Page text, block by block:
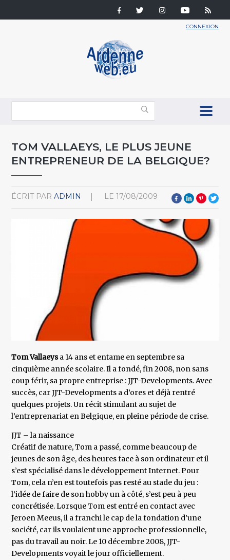
CONNEXION
TOM VALLAEYS, LE PLUS JEUNE
ENTREPRENEUR DE LA BELGIQUE?
ÉCRIT PAR ADMIN LE 17/08/2009
Tom Vallaeysa 14 ans et entame en septembre sa
cinquième année scolaire. Il a fondé, fin 2008, non sans
coup férir, sa propre entreprise : JJT-Developments. Avec
succès, car JJT-Developments a d’ores et déjà rentré
quelques projets. Un récit stimulant au sujet de
l’entreprenariat en Belgique, en pleine période de crise.
JJT – la naissance
Créatif de nature, Tom a passé, comme beaucoup de
jeunes de son âge, des heures face à son ordinateur et il
s’est spécialisé dans le développement Internet. Pour
Tom, cela n’en est toutefois pas resté au stade du jeu :
l’idée de faire de son hobby un à côté, s’est peu à peu
concrétisée. Lorsque Tom est entré en contact avec
Jeroen Meeus, il a franchi le cap de la fondation d’une
société, car ils voulaient une approche professionnelle,
pas du travail au noir. Le 10 décembre 2008, JJT-
Developments voyait le jour officiellement.